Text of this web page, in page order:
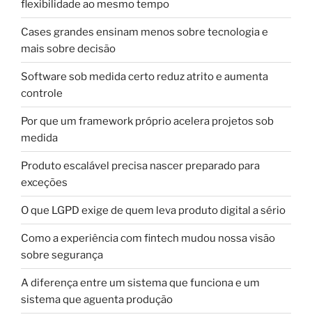
flexibilidade ao mesmo tempo
Cases grandes ensinam menos sobre tecnologia e
mais sobre decisão
Software sob medida certo reduz atrito e aumenta
controle
Por que um framework próprio acelera projetos sob
medida
Produto escalável precisa nascer preparado para
exceções
O que LGPD exige de quem leva produto digital a sério
Como a experiência com fintech mudou nossa visão
sobre segurança
A diferença entre um sistema que funciona e um
sistema que aguenta produção